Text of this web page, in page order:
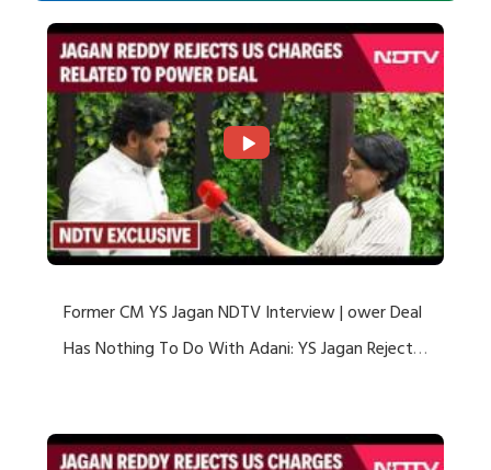
Former CM YS Jagan NDTV Interview | ower Deal
Has Nothing To Do With Adani: YS Jagan Rejects